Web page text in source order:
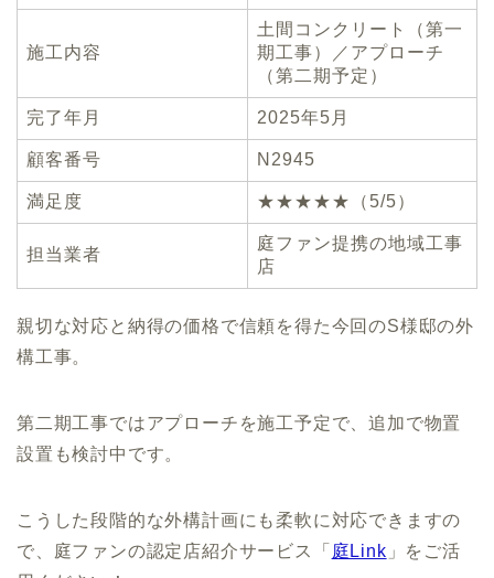
施工内容
土間コンクリート（第一
期工事）／アプローチ
（第二期予定）
完了年月 2025年5月
顧客番号 N2945
満足度 ★★★★★（5/5）
担当業者
庭ファン提携の地域工事
店
親切な対応と納得の価格で信頼を得た今回のS様邸の外
構工事。
第二期工事ではアプローチを施工予定で、追加で物置
設置も検討中です。
こうした段階的な外構計画にも柔軟に対応できますの
で、庭ファンの認定店紹介サービス「 庭Link 」をご活